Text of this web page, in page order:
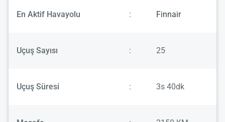
En Aktif Havayolu : Finnair
Uçuş Sayısı : 25
Uçuş Süresi : 3s 40dk